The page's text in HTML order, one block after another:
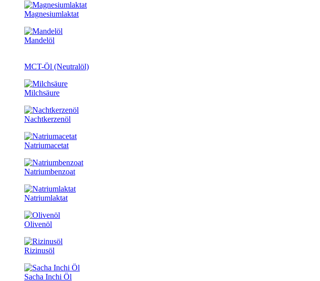
Magnesiumlaktat
Mandelöl
MCT-Öl (Neutralöl)
Milchsäure
Nachtkerzenöl
Natriumacetat
Natriumbenzoat
Natriumlaktat
Olivenöl
Rizinusöl
Sacha Inchi Öl